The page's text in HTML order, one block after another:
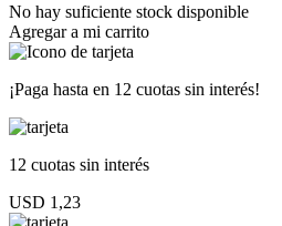
No hay suficiente stock disponible
Agregar a mi carrito
¡Paga hasta en 12 cuotas sin interés!
12 cuotas sin interés
USD 1,23